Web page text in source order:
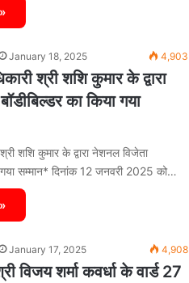
January 18, 2025 4,903
श्री शशि कुमार के द्वारा
का किया गया
शशि कुमार के द्वारा नेशनल विजेता
गया सम्मान* दिनांक 12 जनवरी 2025 को…
January 17, 2025 4,908
विजय शर्मा कवर्धा के वार्ड 27